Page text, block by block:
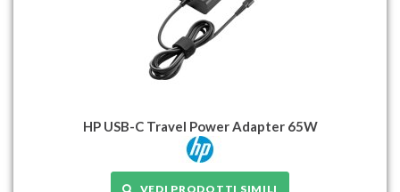
HP USB-C Travel Power Adapter 65W
VEDI PRODOTTI SIMILI